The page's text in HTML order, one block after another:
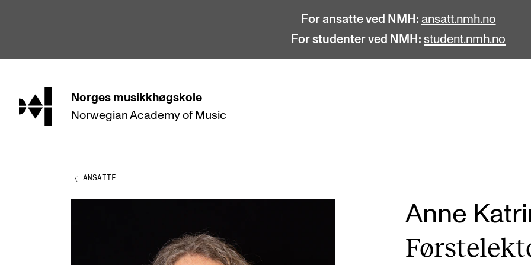
For ansatte ved NMH: ansatt.nmh.no
For studenter ved NMH: student.nmh.no
hjem Norges musikkhøgskole
Norwegian Academy of Music
STUDIER
Bachelor
Master
Årsstudium og videreutdanning
Fagmiljøer
Studentutvalet SUT (student.nmh.no)
ANSATTE
Anne